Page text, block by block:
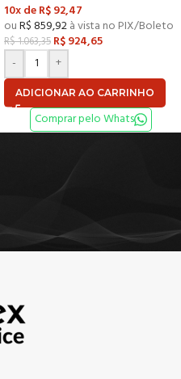
10x deR$92,47
ouR$859,92à vista no PIX/Boleto
R$1.063,35 R$924,65
-
+
ADICIONAR AO CARRINHO
Comprar pelo Whats